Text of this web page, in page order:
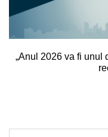
„Anul 2026 va fi unul